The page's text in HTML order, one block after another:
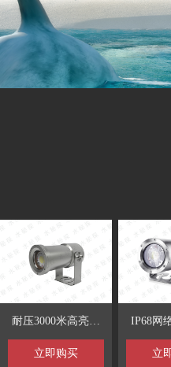
耐压3000米高亮度
水下灯
立即购买
IP68网
立